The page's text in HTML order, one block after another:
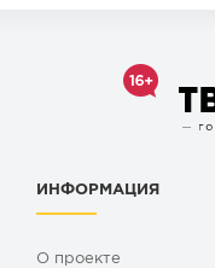
ИНФОРМАЦИЯ
О проекте